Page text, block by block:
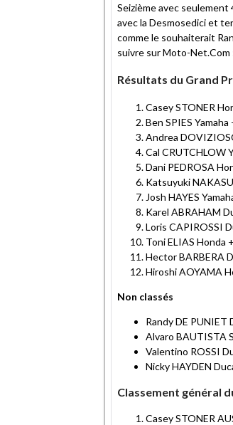
Seizième avec seulement
avec la Desmosedici et
comme le souhaiterait
suivre sur Moto-
Résultats du Grand
Casey STONER
Ben SPIES Yamaha
Andrea
Cal CRUTCHLOW
Dani PEDROSA
Katsuyuki
Josh HAYES
Karel ABRAHAM
Loris CAPIROSSI
Toni ELIAS Honda
Hector BARBERA
Hiroshi AOYAMA
Non classés
Randy DE PUNIET
Alvaro BAUTISTA
Valentino ROSSI
Nicky HAYDEN
Classement général
Casey STONER